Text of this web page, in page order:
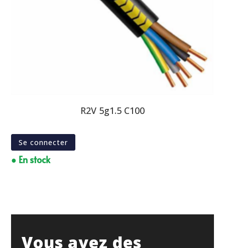
R2V 5g1.5 C100
Se connecter
● En stock
Vous avez des